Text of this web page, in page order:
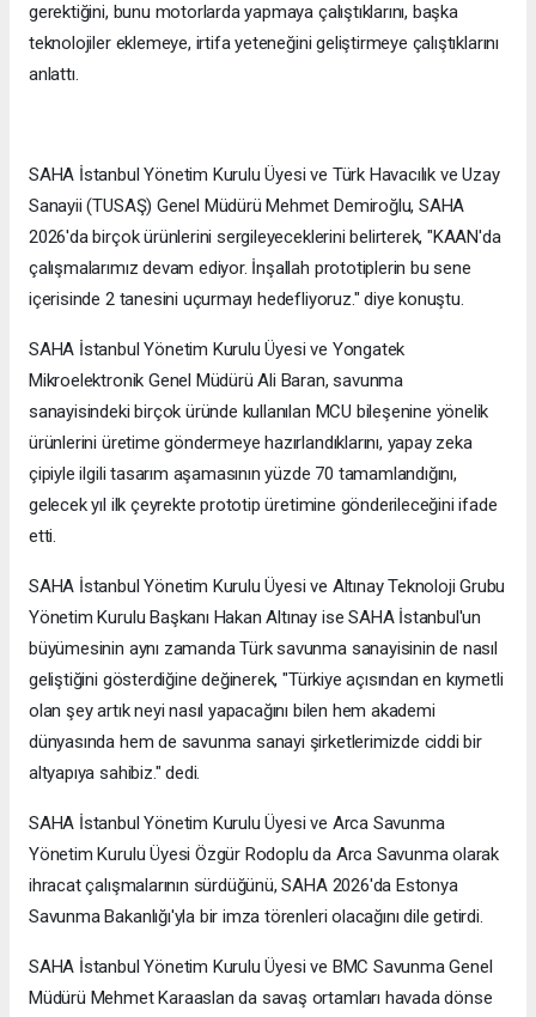
gerektiğini, bunu motorlarda yapmaya çalıştıklarını, başka
teknolojiler eklemeye, irtifa yeteneğini geliştirmeye çalıştıklarını
anlattı.
SAHA İstanbul Yönetim Kurulu Üyesi ve Türk Havacılık ve Uzay
Sanayii (TUSAŞ) Genel Müdürü Mehmet Demiroğlu, SAHA
2026'da birçok ürünlerini sergileyeceklerini belirterek, "KAAN'da
çalışmalarımız devam ediyor. İnşallah prototiplerin bu sene
içerisinde 2 tanesini uçurmayı hedefliyoruz." diye konuştu.
SAHA İstanbul Yönetim Kurulu Üyesi ve Yongatek
Mikroelektronik Genel Müdürü Ali Baran, savunma
sanayisindeki birçok üründe kullanılan MCU bileşenine yönelik
ürünlerini üretime göndermeye hazırlandıklarını, yapay zeka
çipiyle ilgili tasarım aşamasının yüzde 70 tamamlandığını,
gelecek yıl ilk çeyrekte prototip üretimine gönderileceğini ifade
etti.
SAHA İstanbul Yönetim Kurulu Üyesi ve Altınay Teknoloji Grubu
Yönetim Kurulu Başkanı Hakan Altınay ise SAHA İstanbul'un
büyümesinin aynı zamanda Türk savunma sanayisinin de nasıl
geliştiğini gösterdiğine değinerek, "Türkiye açısından en kıymetli
olan şey artık neyi nasıl yapacağını bilen hem akademi
dünyasında hem de savunma sanayi şirketlerimizde ciddi bir
altyapıya sahibiz." dedi.
SAHA İstanbul Yönetim Kurulu Üyesi ve Arca Savunma
Yönetim Kurulu Üyesi Özgür Rodoplu da Arca Savunma olarak
ihracat çalışmalarının sürdüğünü, SAHA 2026'da Estonya
Savunma Bakanlığı'yla bir imza törenleri olacağını dile getirdi.
SAHA İstanbul Yönetim Kurulu Üyesi ve BMC Savunma Genel
Müdürü Mehmet Karaaslan da savaş ortamları havada dönse